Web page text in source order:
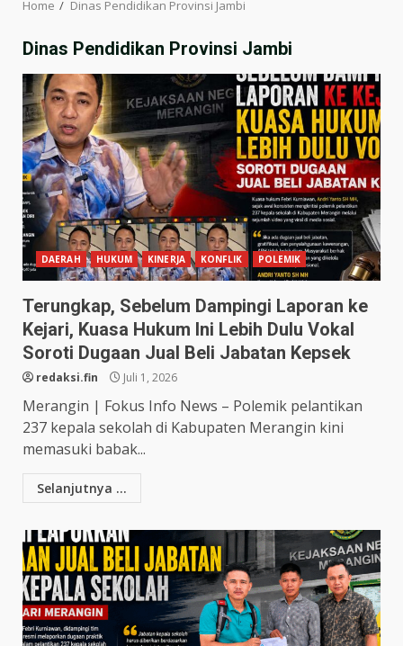
Home Dinas Pendidikan Provinsi Jambi
Dinas Pendidikan Provinsi Jambi
DAERAH HUKUM KINERJA KONFLIK POLEMIK
Terungkap, Sebelum Dampingi Laporan ke
Kejari, Kuasa Hukum Ini Lebih Dulu Vokal
Soroti Dugaan Jual Beli Jabatan Kepsek
redaksi.fin Juli 1, 2026
Merangin | Fokus Info News – Polemik pelantikan
237 kepala sekolah di Kabupaten Merangin kini
memasuki babak...
Selanjutnya ...